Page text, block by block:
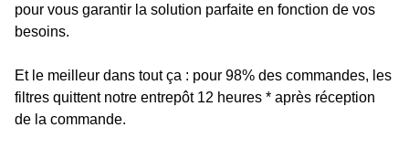
pour vous garantir la solution parfaite en fonction de vos
besoins.
Et le meilleur dans tout ça : pour 98% des commandes, les
filtres quittent notre entrepôt 12 heures * après réception
de la commande.